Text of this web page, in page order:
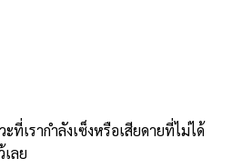
เรากำลังเซ็งหรือเสียดายที่ไม่ได้
ลย